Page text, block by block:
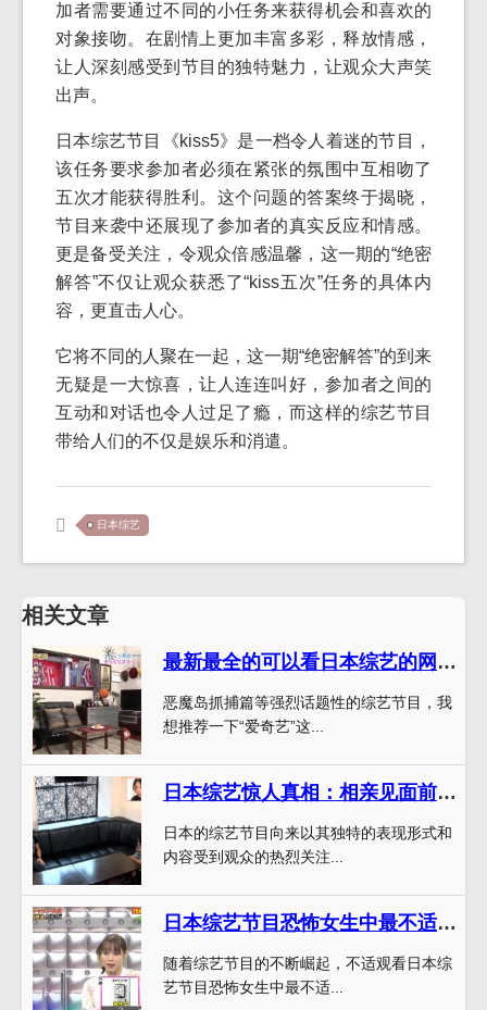
加者需要通过不同的小任务来获得机会和喜欢的
对象接吻。在剧情上更加丰富多彩，释放情感，
让人深刻感受到节目的独特魅力，让观众大声笑
出声。
日本综艺节目《kiss5》是一档令人着迷的节目，
该任务要求参加者必须在紧张的氛围中互相吻了
五次才能获得胜利。这个问题的答案终于揭晓，
节目来袭中还展现了参加者的真实反应和情感。
更是备受关注，令观众倍感温馨，这一期的“绝密
解答”不仅让观众获悉了“kiss五次”任务的具体内
容，更直击人心。
它将不同的人聚在一起，这一期“绝密解答”的到来
无疑是一大惊喜，让人连连叫好，参加者之间的
互动和对话也令人过足了瘾，而这样的综艺节目
带给人们的不仅是娱乐和消遣。
日本综艺
相关文章
最新最全的可以看日本综艺的网站推荐
恶魔岛抓捕篇等强烈话题性的综艺节目，我
想推荐一下“爱奇艺”这...
日本综艺惊人真相：相亲见面前先接吻5次名字的背后故事
日本的综艺节目向来以其独特的表现形式和
内容受到观众的热烈关注...
日本综艺节目恐怖女生中最不适合心脏病患者的片段
随着综艺节目的不断崛起，不适观看日本综
艺节目恐怖女生中最不适...